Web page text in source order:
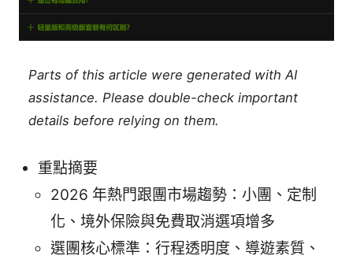
Parts of this article were generated with AI
assistance. Please double-check important
details before relying on them.
重點摘要
2026 年熱門跟團市場趨勢：小團、定制
化、境外保險與免費取消選項增多
選團核心標準：行程透明度、導遊素質、